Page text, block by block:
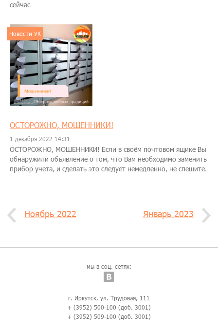
сейчас
Новости УК
ОСТОРОЖНО, МОШЕННИКИ!
1 декабря 2022 14:31
ОСТОРОЖНО, МОШЕННИКИ! Если в своём почтовом ящике Вы
обнаружили объявление о том, что Вам необходимо заменить
прибор учета, и сделать это следует немедленно, не спешите.
Ноябрь 2022 Январь 2023
мы в соц. сетях:
г. Иркутск, ул. Трудовая, 111
+ (3952) 500-100 (доб. 3001)
+ (3952) 509-100 (доб. 3001)